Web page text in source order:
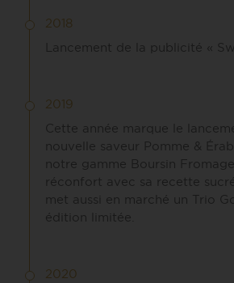
2018
Lancement de la publicité «
2019
Cette année marque le
nouvelle saveur Pomme &
notre gamme Boursin
réconfort avec sa recette
met aussi en marché un Trio
édition limitée.
2020